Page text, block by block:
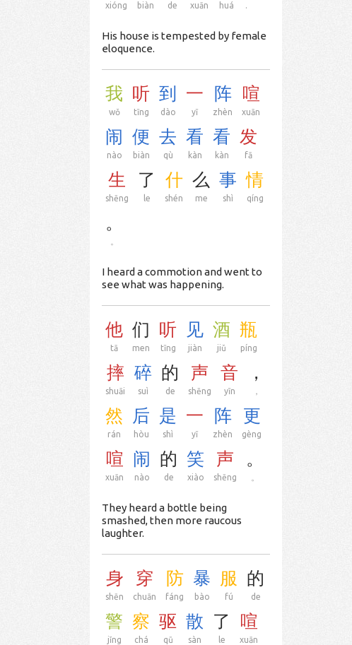
xióng biàn de xuān huá .
His house is tempested by female
eloquence.
我
wǒ
听
tīng
到
dào
一
yī
阵
zhèn
喧
xuān
闹
nào
便
biàn
去
qù
看
kàn
看
kàn
发
fā
生
shēng
了
le
什
shén
么
me
事
shì
情
qíng
。
I heard a commotion and went to
see what was happening.
他
tā
们
men
听
tīng
见
jiàn
酒
jiǔ
瓶
píng
摔
shuāi
碎
suì
的
de
声
shēng
音
yīn
，
，
然
rán
后
hòu
是
shì
一
yī
阵
zhèn
更
gèng
喧
xuān
闹
nào
的
de
笑
xiào
声
shēng
。
They heard a bottle being
smashed, then more raucous
laughter.
身
shēn
穿
chuān
防
fáng
暴
bào
服
fú
的
de
警
jǐng
察
chá
驱
qū
散
sàn
了
le
喧
xuān